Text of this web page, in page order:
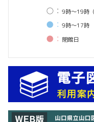
○： 9時〜19時
●： 9時〜17時
●： 閉館⽇